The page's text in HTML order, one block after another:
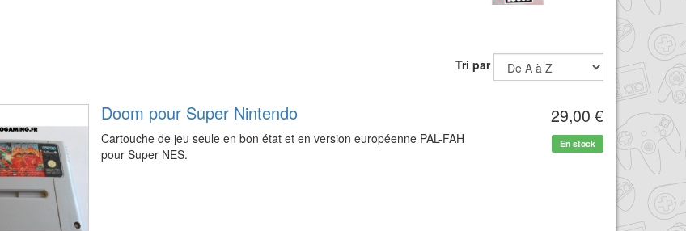
Tri par
Doom pour Super Nintendo
Cartouche de jeu seule en bon état et en version européenne PAL-FAH
pour Super NES.
29,00 €
En stock